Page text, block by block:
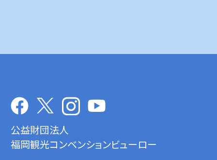
公益財団法人
福岡観光コンベンションビューロー